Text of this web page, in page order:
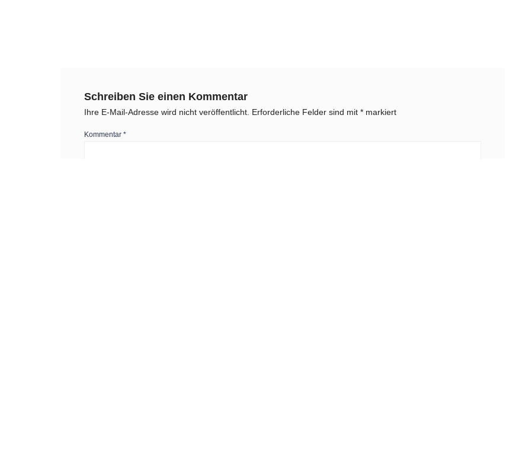
Schreiben Sie einen Kommentar
Ihre E-Mail-Adresse wird nicht veröffentlicht. Erforderliche Felder sind mit * markiert
Kommentar *